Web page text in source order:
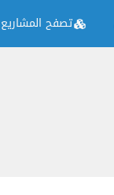
تصفح المشاريع